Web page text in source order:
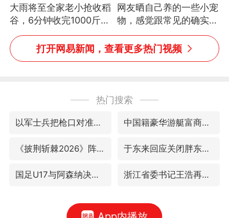
大雨将至全家老小抢收稻
谷，6分钟收完1000斤，
没有一个人掉链子
网友晒自己养的一些小宠
物，感觉跟常见的确实有
些不一样
打开网易新闻，查看更多热门视频
热门搜索
以军士兵把枪口对准中国记者 中国籍豪华游艇富商之子在泰国被杀
《披荆斩棘2026》阵容官宣 于东来回应关闭胖东来生活广场店
国足U17与阿森纳决赛取消 并列冠军 浙江省委书记王浩再调度：该停下的坚决停下来，让社会面静下来